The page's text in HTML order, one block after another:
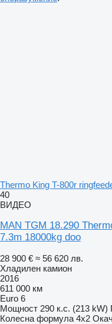
Thermo King T-800r
40
ВИДЕО
MAN TGM 18.290
7.3m 18000kg doo
28 900 € ≈ 56 620 лв.
Хладилен камион
2016
611 000 км
Euro 6
Мощност 290 к.с. (213 kW)
Колесна формула 4x2